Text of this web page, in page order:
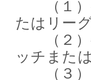
（１）
たはリー
（２）
ッチまた
（３）